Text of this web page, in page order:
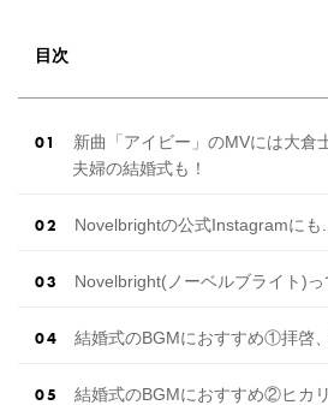
目次
新曲「アイビー」のMVには大倉
夫婦の結婚式も！
Novelbrightの公式Instagramにも..
Novelbright(ノーベルブライト)っ
結婚式のBGMにおすすめ①拝啓
結婚式のBGMにおすすめ②ヒカ